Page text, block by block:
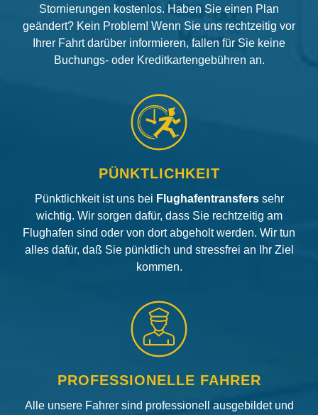
Stornierungen kostenlos. Haben Sie einen Plan
geändert? Kein Problem! Wenn Sie uns rechtzeitig vor
Ihrer Fahrt darüber informieren, fallen für Sie keine
Buchungs- oder Kreditkartengebühren an.
PÜNKTLICHKEIT
Pünktlichkeit ist uns bei Flughafentransfers sehr
wichtig. Wir sorgen dafür, dass Sie rechtzeitig am
Flughafen sind oder von dort abgeholt werden. Wir tun
alles dafür, daß Sie pünktlich und stressfrei an Ihr Ziel
kommen.
PROFESSIONELLE FAHRER
Alle unsere Fahrer sind professionell ausgebildet und